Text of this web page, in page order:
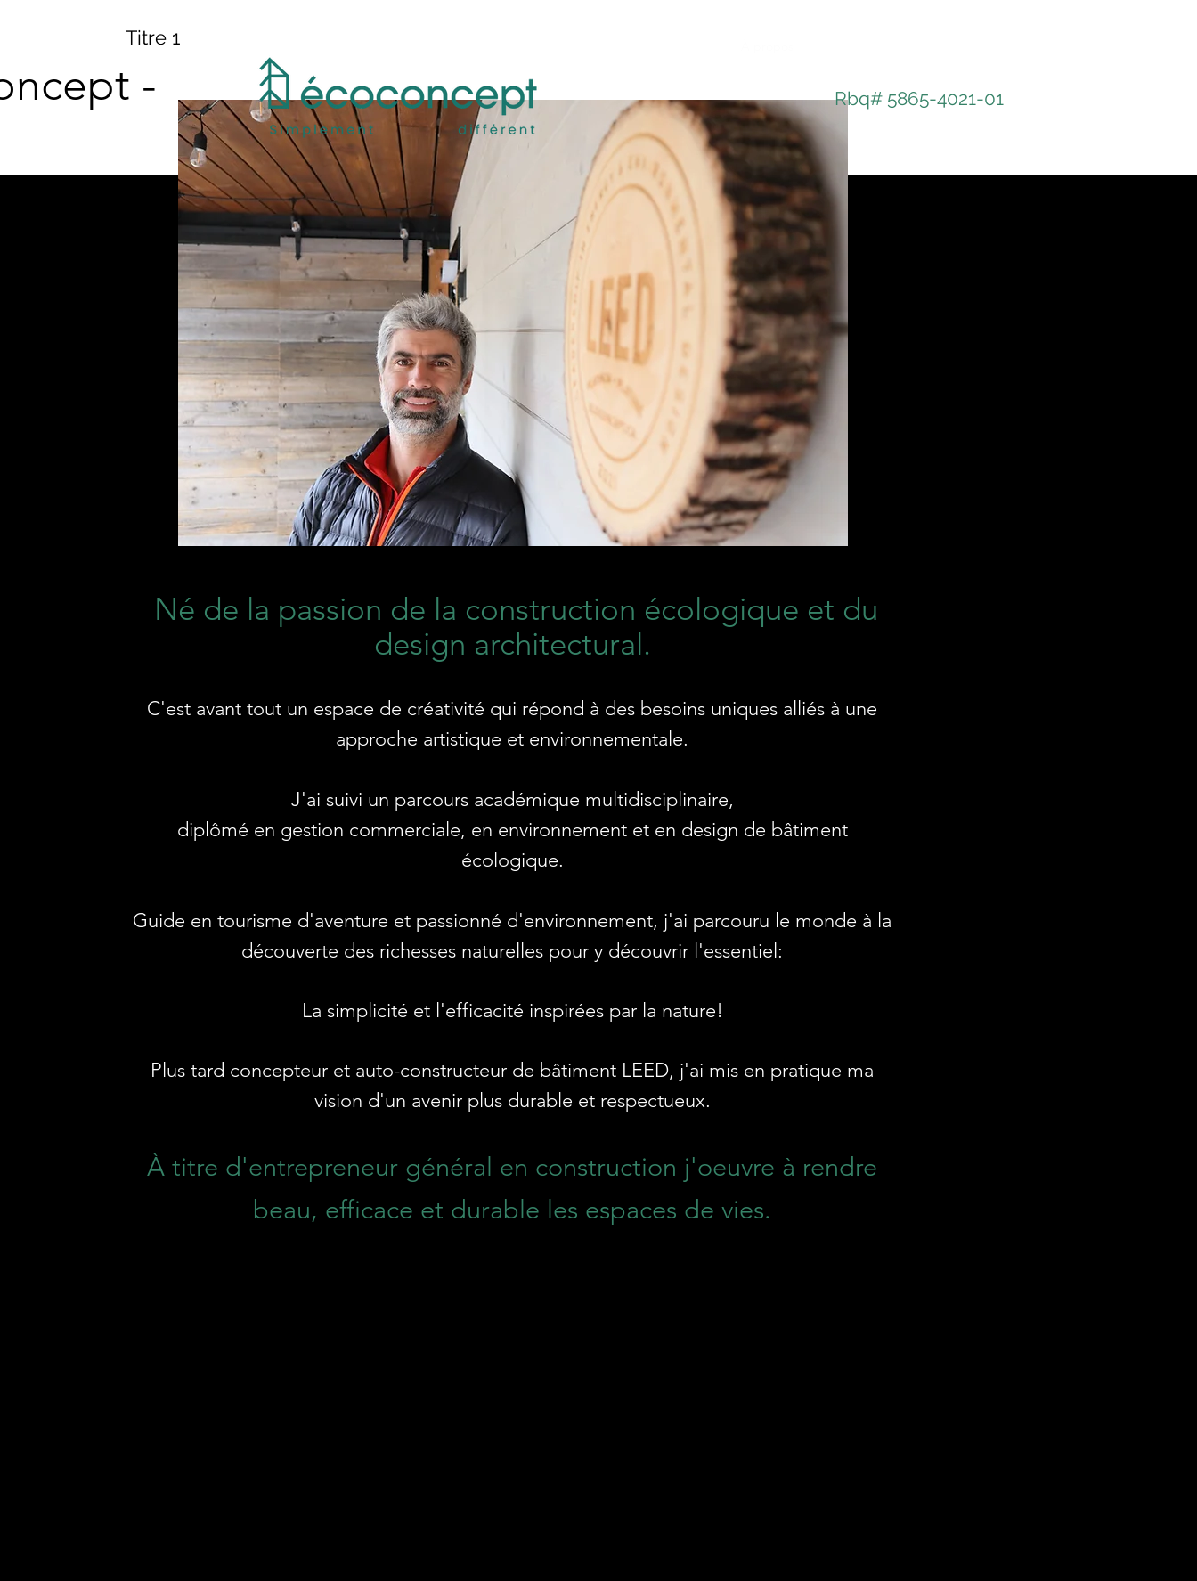
Titre 1
- Rbq# 5865-4021-01
Né de la passion de la construction écologique et du
design architectural.
C'est avant tout un espace de créativité qui répond à des besoins uniques alliés à une
approche artistique et environnementale.
J'ai suivi un parcours académique multidisciplinaire,
diplômé en gestion commerciale, en environnement et en design de bâtiment
écologique.
Guide en tourisme d'aventure et passionné d'environnement, j'ai parcouru le monde à la
découverte des richesses naturelles pour y découvrir l'essentiel:
La simplicité et l'efficacité inspirées par la nature!
Plus tard concepteur et auto-constructeur de bâtiment LEED, j'ai mis en pratique ma
vision d'un avenir plus durable et respectueux.
À titre d'entrepreneur général en construction j'oeuvre à rendre
beau, efficace et durable les espaces de vies.